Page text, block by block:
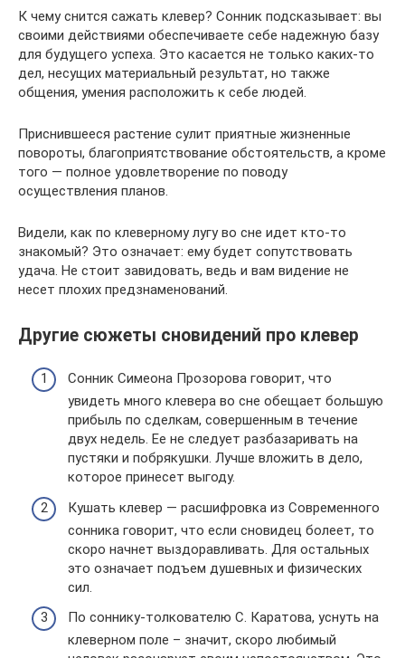
К чему снится сажать клевер? Сонник подсказывает: вы
своими действиями обеспечиваете себе надежную базу
для будущего успеха. Это касается не только каких-то
дел, несущих материальный результат, но также
общения, умения расположить к себе людей.
Приснившееся растение сулит приятные жизненные
повороты, благоприятствование обстоятельств, а кроме
того — полное удовлетворение по поводу
осуществления планов.
Видели, как по клеверному лугу во сне идет кто-то
знакомый? Это означает: ему будет сопутствовать
удача. Не стоит завидовать, ведь и вам видение не
несет плохих предзнаменований.
Другие сюжеты сновидений про клевер
Сонник Симеона Прозорова говорит, что
увидеть много клевера во сне обещает большую
прибыль по сделкам, совершенным в течение
двух недель. Ее не следует разбазаривать на
пустяки и побрякушки. Лучше вложить в дело,
которое принесет выгоду.
Кушать клевер — расшифровка из Современного
сонника говорит, что если сновидец болеет, то
скоро начнет выздоравливать. Для остальных
это означает подъем душевных и физических
сил.
По соннику-толкователю С. Каратова, уснуть на
клеверном поле – значит, скоро любимый